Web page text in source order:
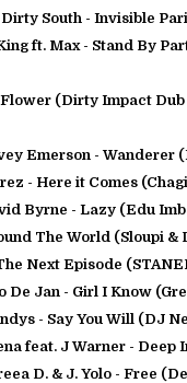
South - Invisible
ft. Max - Stand By
(Dirty Impact
Emerson - Wanderer
- Here it Comes
Byrne - Lazy (Edu
The World (Sloupi &
Next Episode
De Jan - Girl I Know
- Say You Will (DJ
feat. J Warner -
D. & J. Yolo - Free